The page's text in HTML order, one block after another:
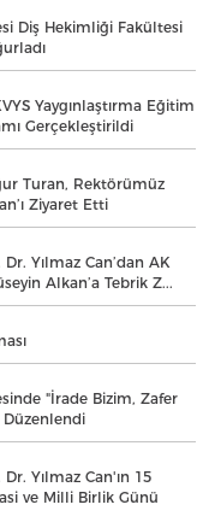
Diş Hekimliği Fakültesi
Yaygınlaştırma Eğitim
Gerçekleştirildi
Turan, Rektörümüz
Ziyaret Etti
Yılmaz Can’dan AK
Alkan’a Tebrik Z...
"İrade Bizim, Zafer
Düzenlendi
Yılmaz Can'ın 15
ve Milli Birlik Günü